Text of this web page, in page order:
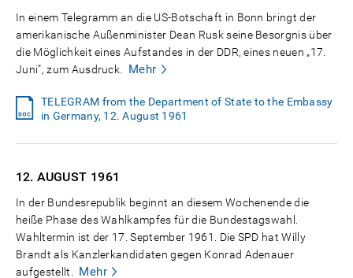
In einem Telegramm an die US-Botschaft in Bonn bringt der
amerikanische Außenminister Dean Rusk seine Besorgnis über
die Möglichkeit eines Aufstandes in der DDR, eines neuen „17.
Juni", zum Ausdruck.
Mehr
TELEGRAM from the Department of State to the Embassy
in Germany, 12. August 1961
12. AUGUST 1961
In der Bundesrepublik beginnt an diesem Wochenende die
heiße Phase des Wahlkampfes für die Bundestagswahl.
Wahltermin ist der 17. September 1961. Die SPD hat Willy
Brandt als Kanzlerkandidaten gegen Konrad Adenauer
aufgestellt.
Mehr